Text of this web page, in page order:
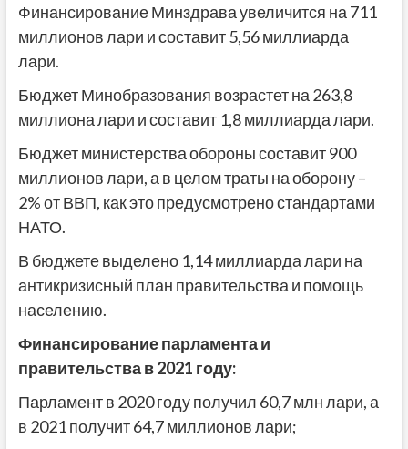
Финансирование Минздрава увеличится на 711
миллионов лари и составит 5,56 миллиарда
лари.
Бюджет Минобразования возрастет на 263,8
миллиона лари и составит 1,8 миллиарда лари.
Бюджет министерства обороны составит 900
миллионов лари, а в целом траты на оборону –
2% от ВВП, как это предусмотрено стандартами
НАТО.
В бюджете выделено 1,14 миллиарда лари на
антикризисный план правительства и помощь
населению.
Финансирование парламента и
правительства в 2021 году:
Парламент в 2020 году получил 60,7 млн лари, а
в 2021 получит 64,7 миллионов лари;